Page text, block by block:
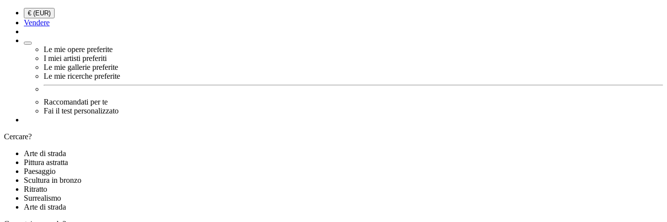
€ (EUR)
Vendere
Le mie opere preferite
I miei artisti preferiti
Le mie gallerie preferite
Le mie ricerche preferite
Raccomandati per te
Fai il test personalizzato
Cercare?
Arte di strada
Pittura astratta
Paesaggio
Scultura in bronzo
Ritratto
Surrealismo
Arte di strada